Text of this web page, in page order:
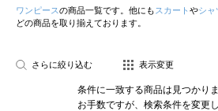
ワンピースの商品一覧です。他にも スカート やシャ
どの商品を取り揃えております。
さらに絞り込む 表示変更
条件に一致する商品は見つかり
お手数ですが、検索条件を変更